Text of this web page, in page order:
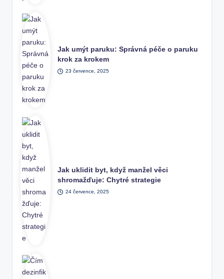
Jak umýt paruku: Správná péče o paruku
krok za krokem
23 července, 2025
Jak uklidit byt, když manžel věci
shromažďuje: Chytré strategie
24 července, 2025